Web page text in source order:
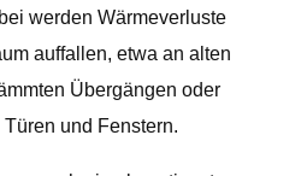
werden Wärmeverluste
auffallen, etwa an alten
Übergängen oder
und Fenstern.